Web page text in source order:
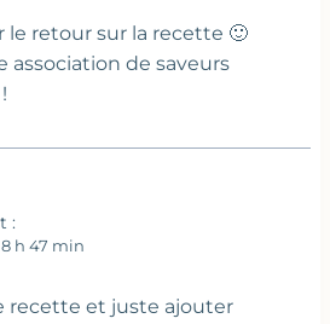
le retour sur la recette 🙂
association de saveurs
:
h 47 min
recette et juste ajouter